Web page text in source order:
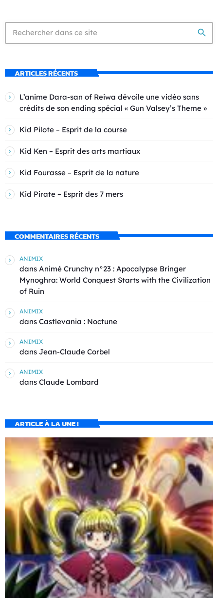
search
ARTICLES RÉCENTS
L’anime Dara-san of Reiwa dévoile une vidéo sans
crédits de son ending spécial « Gun Valsey’s Theme »
Kid Pilote – Esprit de la course
Kid Ken – Esprit des arts martiaux
Kid Fourasse – Esprit de la nature
Kid Pirate – Esprit des 7 mers
COMMENTAIRES RÉCENTS
ANIMIX
dans Animé Crunchy n°23 : Apocalypse Bringer
Mynoghra: World Conquest Starts with the Civilization
of Ruin
ANIMIX
dans Castlevania : Noctune
ANIMIX
dans Jean-Claude Corbel
ANIMIX
dans Claude Lombard
ARTICLE À LA UNE !